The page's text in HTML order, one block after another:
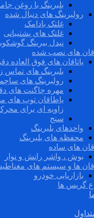
بلبرینگ با روغن
رولبرینگ های دنبال شده
غلتک بادامک
غلتک های پشتیبانی
نیدل بیرینگ
های نصب شده
یاتاقان های فوق العاده
بلبرینگ های تماس
رولبرینگ های
مهره چاگنت های
یاطاقان توپ های
زاویه ای برای
سنج
واحدهای بلبرینگ
محفظه های بلبرینگ
های ساده
بوش ، واشر رانش و نوار
ها و سیستم های
بازاریابی خودرو
گریس ها